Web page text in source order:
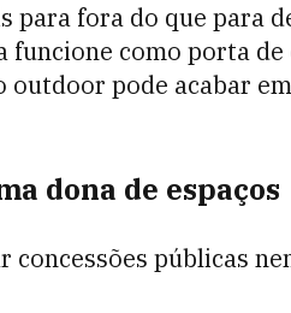
para fora do que para
funcione como porta
outdoor pode acabar
dona de espaços
concessões públicas